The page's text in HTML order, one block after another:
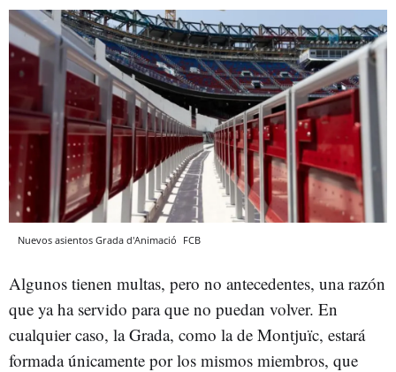
Nuevos asientos Grada d'Animació FCB
Algunos tienen multas, pero no antecedentes, una razón
que ya ha servido para que no puedan volver. En
cualquier caso, la Grada, como la de Montjuïc, estará
formada únicamente por los mismos miembros, que